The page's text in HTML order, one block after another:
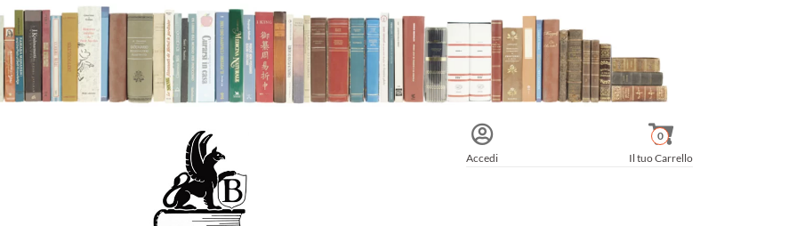
Accedi Il tuo Carrello
0